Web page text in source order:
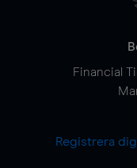
Financial
Registrera